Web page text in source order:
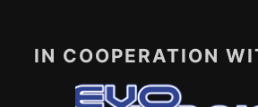
IN COOPERATION